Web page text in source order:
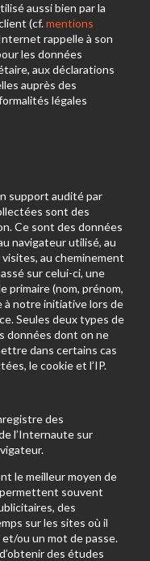
(cf.mentions
rappelle à son
aux déclarations
auprès des
légales
support audité par
sont des
Ce sont des données
utilisé, au
au cheminement
sur celui-ci, une
primaire (nom, prénom,
Seules deux types de
données dont on ne
dans certains cas
le cookie et l’IP.
des
l’Internaute sur
le meilleur moyen de
souvent
des
sur les sites où il
ou un mot de passe.
des études